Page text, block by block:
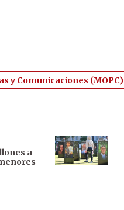
y Comunicaciones (MOPC)
a